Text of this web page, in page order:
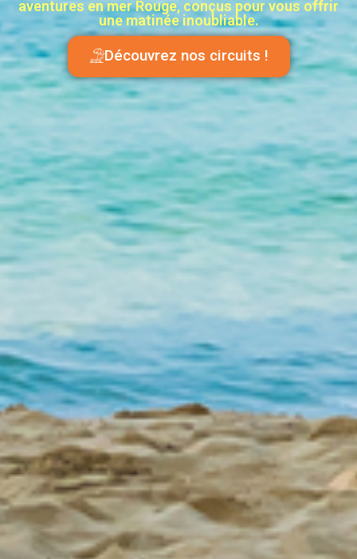
aventures en mer Rouge, conçus pour vous offrir
une matinée inoubliable.
Découvrez nos circuits !